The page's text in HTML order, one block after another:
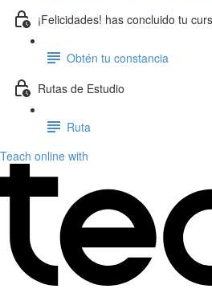
¡Felicidades! has concluido tu
Obtén tu constancia
Rutas de Estudio
Ruta
Teach online with